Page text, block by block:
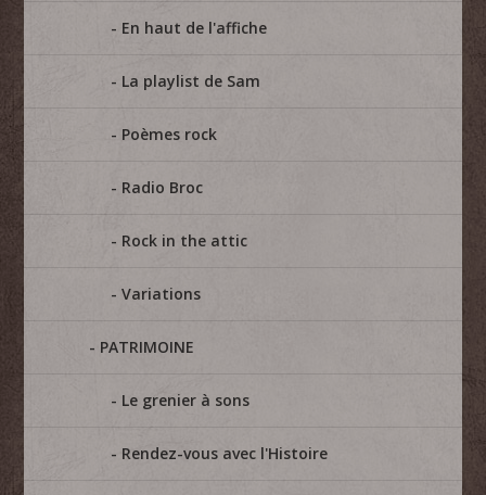
En haut de l'affiche
La playlist de Sam
Poèmes rock
Radio Broc
Rock in the attic
Variations
PATRIMOINE
Le grenier à sons
Rendez-vous avec l'Histoire